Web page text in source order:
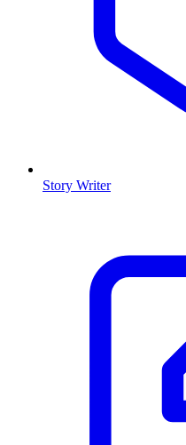
Story Writer